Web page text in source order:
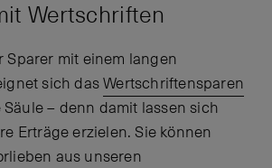
Wertschriften
Sparer mit einem langen
sich dasWertschriftensparen
– denn damit lassen sich
Erträge erzielen. Sie können
aus unseren